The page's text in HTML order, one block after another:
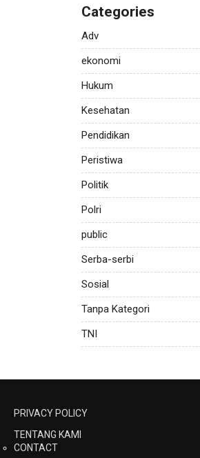
Categories
Adv
ekonomi
Hukum
Kesehatan
Pendidikan
Peristiwa
Politik
Polri
public
Serba-serbi
Sosial
Tanpa Kategori
TNI
PRIVACY POLICY
TENTANG KAMI
CONTACT